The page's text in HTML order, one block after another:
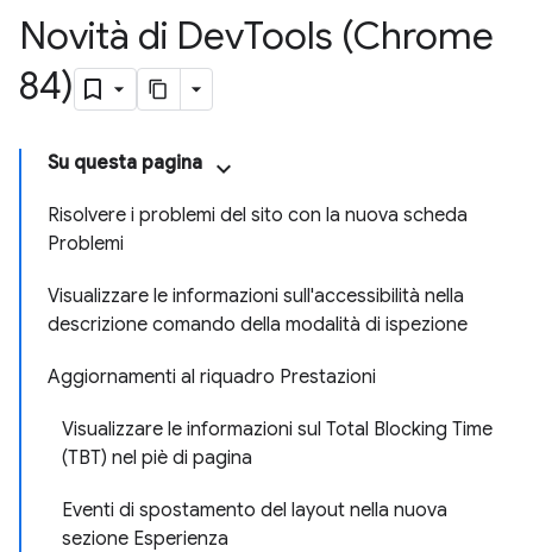
Novità di DevTools (Chrome
84)
Su questa pagina
Risolvere i problemi del sito con la nuova scheda
Problemi
Visualizzare le informazioni sull'accessibilità nella
descrizione comando della modalità di ispezione
Aggiornamenti al riquadro Prestazioni
Visualizzare le informazioni sul Total Blocking Time
(TBT) nel piè di pagina
Eventi di spostamento del layout nella nuova
sezione Esperienza